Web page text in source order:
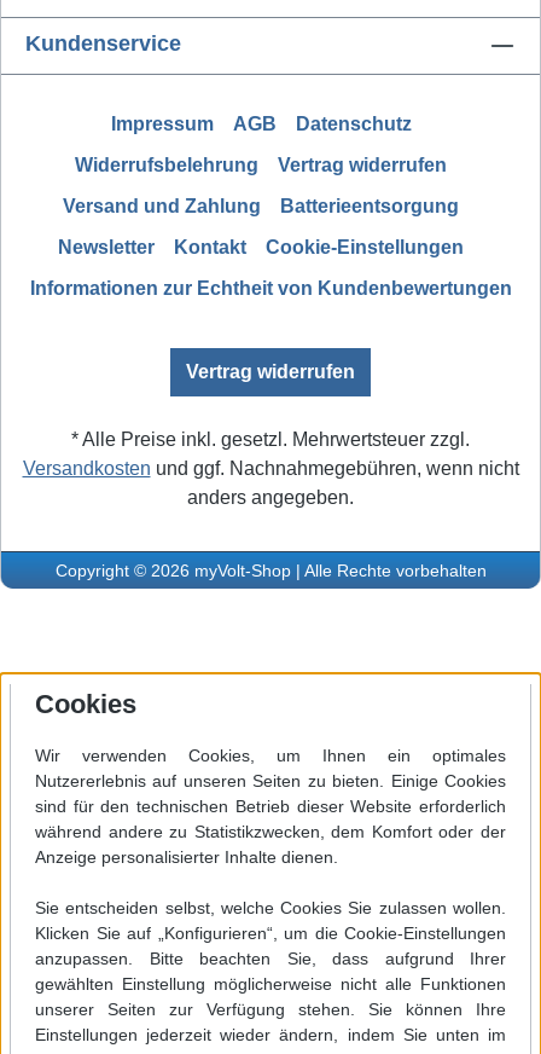
Kundenservice
Impressum AGB
Datenschutz
Widerrufsbelehrung
Vertrag widerrufen
Versand und Zahlung
Batterieentsorgung
Newsletter
Kontakt
Cookie-Einstellungen
Informationen zur Echtheit von Kundenbewertungen
Vertrag widerrufen
* Alle Preise inkl. gesetzl. Mehrwertsteuer zzgl.
Versandkosten und ggf. Nachnahmegebühren, wenn nicht
anders angegeben.
Copyright © 2026 myVolt-Shop | Alle Rechte vorbehalten
Cookies
Wir verwenden Cookies, um Ihnen ein optimales
Nutzererlebnis auf unseren Seiten zu bieten. Einige Cookies
sind für den technischen Betrieb dieser Website erforderlich
während andere zu Statistikzwecken, dem Komfort oder der
Anzeige personalisierter Inhalte dienen.
Sie entscheiden selbst, welche Cookies Sie zulassen wollen.
Klicken Sie auf „Konfigurieren“, um die Cookie-Einstellungen
anzupassen. Bitte beachten Sie, dass aufgrund Ihrer
gewählten Einstellung möglicherweise nicht alle Funktionen
unserer Seiten zur Verfügung stehen. Sie können Ihre
Einstellungen jederzeit wieder ändern, indem Sie unten im